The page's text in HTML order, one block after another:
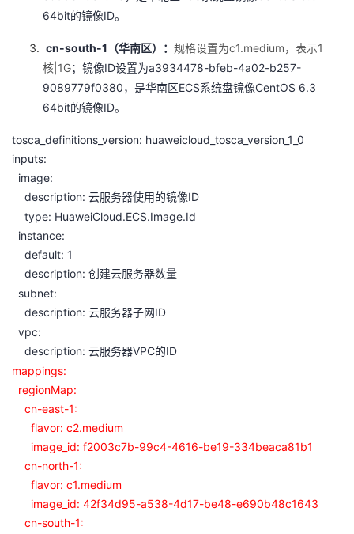
子
直
的
我
注
课
的
我
验
收
藏
术
云
议
64bit的镜像ID。
cn-south-1 （华南区）： 规格设置为c1.medium ，表示1
核 |1G；镜像ID设置为a3934478-bfeb-4a02-b257-
9089779f0380 ，是华南区 ECS系统盘镜像CentOS 6.3
64bit的镜像ID。
tosca_definitions_version: huaweicloud_tosca_version_1_0
inputs:
image:
description: 云服务器使用的镜像ID
type: HuaweiCloud.ECS.Image.Id
instance:
default: 1
description: 创建云服务器数量
subnet:
description: 云服务器子网 ID
vpc:
description: 云服务器VPC的ID
mappings:
regionMap:
cn-east-1:
flavor: c2.medium
image_id: f2003c7b-99c4-4616-be19-334beaca81b1
cn-north-1:
flavor: c1.medium
image_id: 42f34d95-a538-4d17-be48-e690b48c1643
cn-south-1: